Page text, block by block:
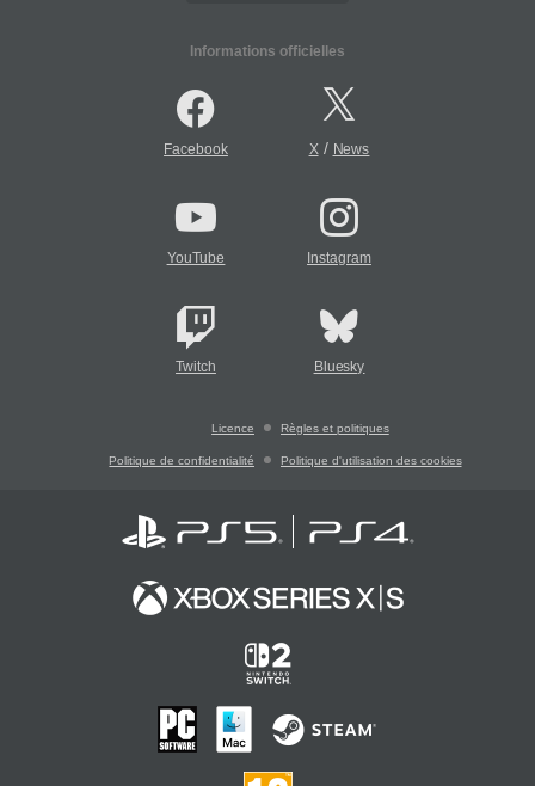
Informations officielles
Facebook X/ News
YouTube Instagram
Twitch Bluesky
Licence Règles et politiques
Politique de confidentialité Politique d'utilisation des cookies